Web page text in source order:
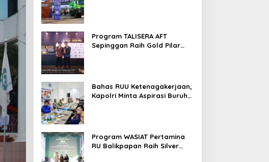
Program TALISERA AFT
Sepinggan Raih Gold Pilar
Bahas RUU Ketenagakerjaan,
Kapolri Minta Aspirasi Buruh
Program WASIAT Pertamina
RU Balikpapan Raih Silver